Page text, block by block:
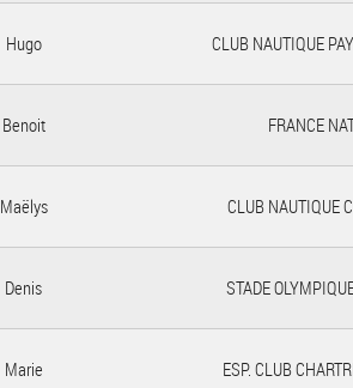
Hugo CLUB NAUTIQUE
Benoit FRANCE
Maëlys CLUB NAUTIQUE
Denis STADE
Marie ESP. CLUB